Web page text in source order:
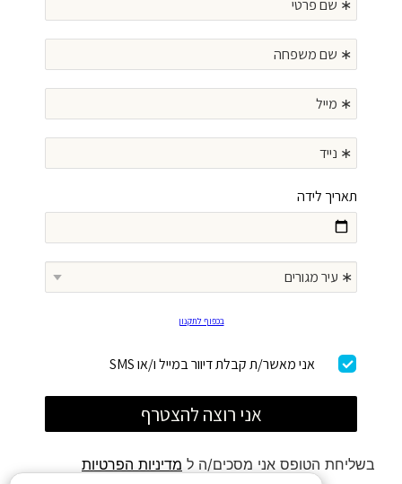
בשליחת הטופס אני מסכים/ה ל מדיניות הפרטיות